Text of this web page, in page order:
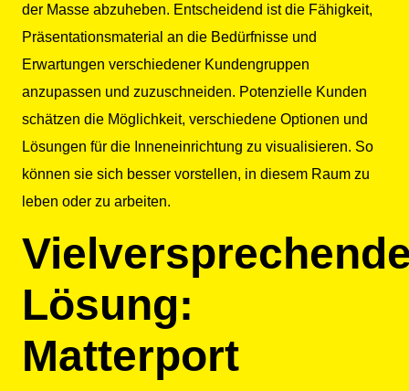
der Masse abzuheben. Entscheidend ist die Fähigkeit,
Präsentationsmaterial an die Bedürfnisse und
Erwartungen verschiedener Kundengruppen
anzupassen und zuzuschneiden. Potenzielle Kunden
schätzen die Möglichkeit, verschiedene Optionen und
Lösungen für die Inneneinrichtung zu visualisieren. So
können sie sich besser vorstellen, in diesem Raum zu
leben oder zu arbeiten.
Lösung:
Matterport